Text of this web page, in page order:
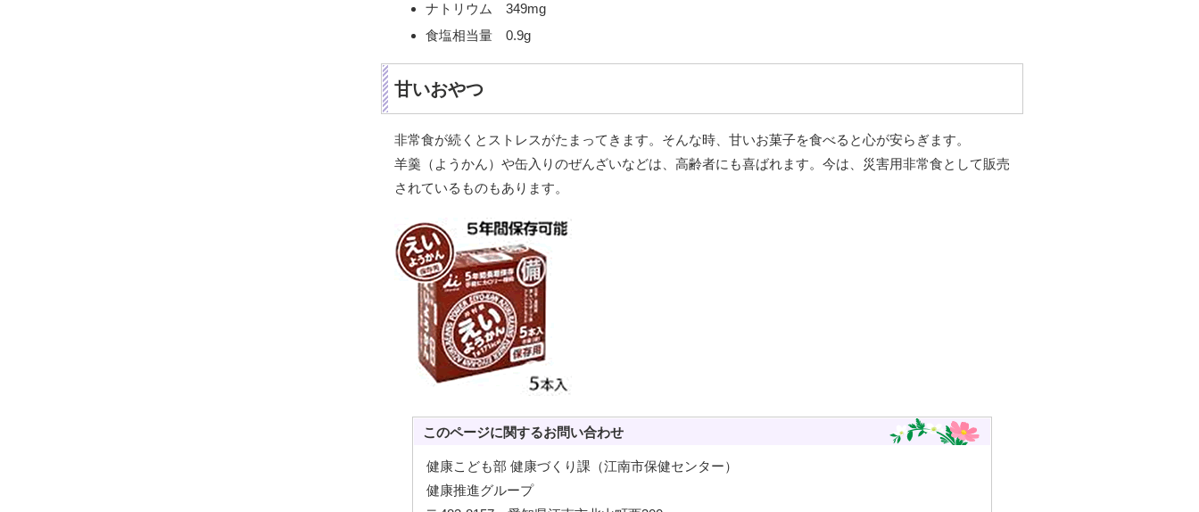
ナトリウム 349mg
食塩相当量 0.9g
甘いおやつ
非常食が続くとストレスがたまってきます。そんな時、甘いお菓子を食べると心が安らぎます。
羊羹（ようかん）や缶入りのぜんざいなどは、高齢者にも喜ばれます。今は、災害用非常食として販売
されているものもあります。
このページに関するお問い合わせ
健康こども部 健康づくり課（江南市保健センター）
健康推進グループ